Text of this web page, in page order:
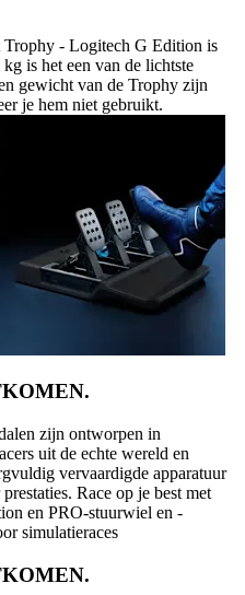
Trophy - Logitech G Edition is
is het een van de lichtste
gewicht van de Trophy zijn
je hem niet gebruikt.
zijn ontworpen in
uit de echte wereld en
vervaardigde apparatuur
Race op je best met
en PRO-stuurwiel en -
simulatieraces